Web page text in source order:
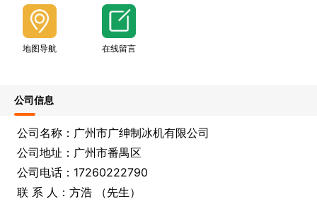
地图导航 在线留言
公司信息
公司名称：广州市广绅制冰机有限公司
公司地址：广州市番禺区
公司电话：17260222790
联 系 人：方浩 （先生）